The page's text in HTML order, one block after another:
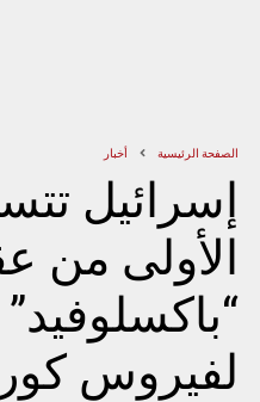
الصفحة الرئيسية أخبار
إسرائيل
الأولى من
لفيروس